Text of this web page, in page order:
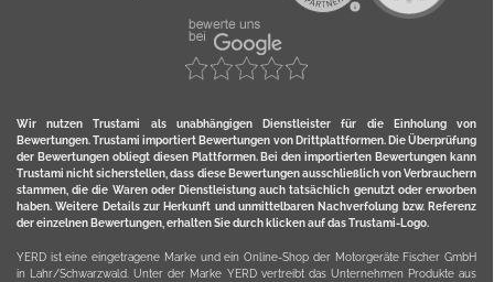
Wir nutzen Trustami als unabhängigen Dienstleister für die Einholung von
Bewertungen. Trustami importiert Bewertungen von Drittplattformen. Die Überprüfung
der Bewertungen obliegt diesen Plattformen. Bei den importierten Bewertungen kann
Trustami nicht sicherstellen, dass diese Bewertungen ausschließlich von Verbrauchern
stammen, die die Waren oder Dienstleistung auch tatsächlich genutzt oder erworben
haben. Weitere Details zur Herkunft und unmittelbaren Nachverfolung bzw. Referenz
der einzelnen Bewertungen, erhalten Sie durch klicken auf das Trustami-Logo.
YERD ist eine eingetragene Marke und ein Online-Shop der Motorgeräte Fischer GmbH
in Lahr/Schwarzwald. Unter der Marke YERD vertreibt das Unternehmen Produkte aus